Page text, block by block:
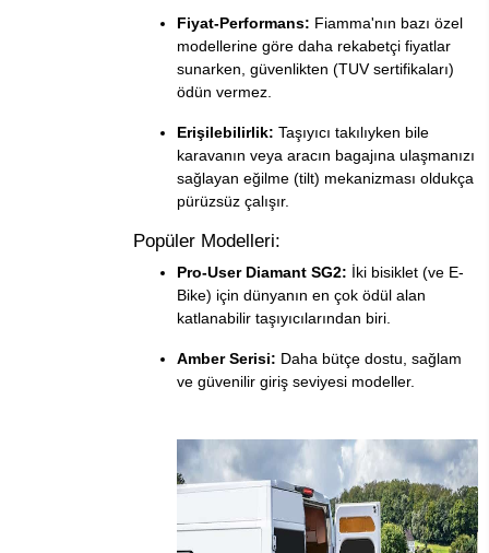
Fiyat-Performans: Fiamma'nın bazı özel
modellerine göre daha rekabetçi fiyatlar
sunarken, güvenlikten (TUV sertifikaları)
ödün vermez.
Erişilebilirlik: Taşıyıcı takılıyken bile
karavanın veya aracın bagajına ulaşmanızı
sağlayan eğilme (tilt) mekanizması oldukça
pürüzsüz çalışır.
Popüler Modelleri:
Pro-User Diamant SG2: İki bisiklet (ve E-
Bike) için dünyanın en çok ödül alan
katlanabilir taşıyıcılarından biri.
Amber Serisi: Daha bütçe dostu, sağlam
ve güvenilir giriş seviyesi modeller.